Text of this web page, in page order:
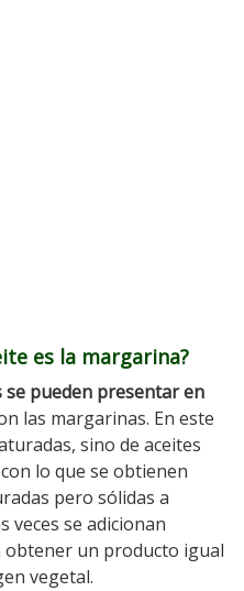
es la margarina?
se pueden presentar en
las margarinas. En este
sino de aceites
lo que se obtienen
pero sólidas a
veces se adicionan
obtener un producto igual
vegetal.